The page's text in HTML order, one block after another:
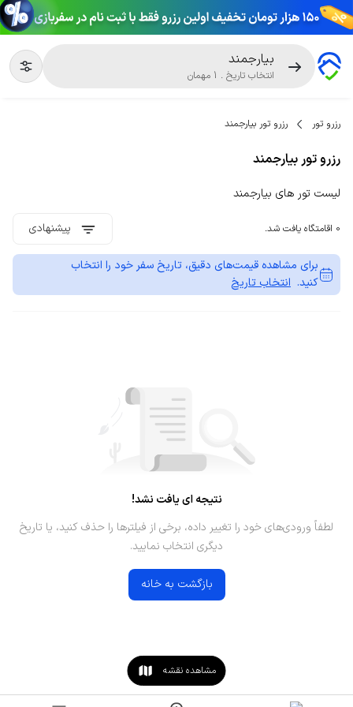
بیارجمند
انتخاب تاریخ .
1 مهمان
رزرو تور رزرو تور بیارجمند
رزرو تور بیارجمند
لیست تور های بیارجمند
0 اقامتگاه یافت شد. پیشنهادی
برای مشاهده قیمت‌های دقیق، تاریخ سفر خود را انتخاب
کنید. انتخاب تاریخ
نتیجه ای یافت نشد!
لطفاً ورودی‌های خود را تغییر داده، برخی از فیلترها را حذف کنید، یا تاریخ
دیگری انتخاب نمایید.
بازگشت به خانه
مشاهده نقشه